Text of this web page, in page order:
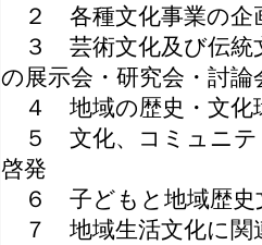
２ 各種文化事業の企
３ 芸術文化及び伝統
の展示会・研究会・討
４ 地域の歴史・文化
５ 文化、コミュニテ
啓発
６ 子どもと地域歴史
７ 地域生活文化に関